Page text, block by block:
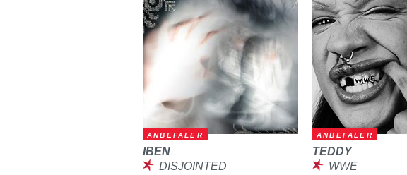
ANBEFALER
IBEN
DISJOINTED
ANBEFALER
TEDDY
WWE